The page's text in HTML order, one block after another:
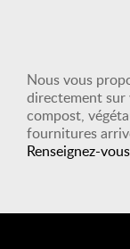
Nous vous
directement sur
compost,
fournitures
Renseignez-vous